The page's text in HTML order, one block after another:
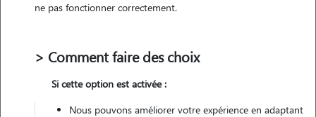
5 animaux
Véhiculé
ne pas fonctionner correctement.
> Comment faire des choix
Si cette option est activée :
Nous pouvons améliorer votre expérience en adaptant